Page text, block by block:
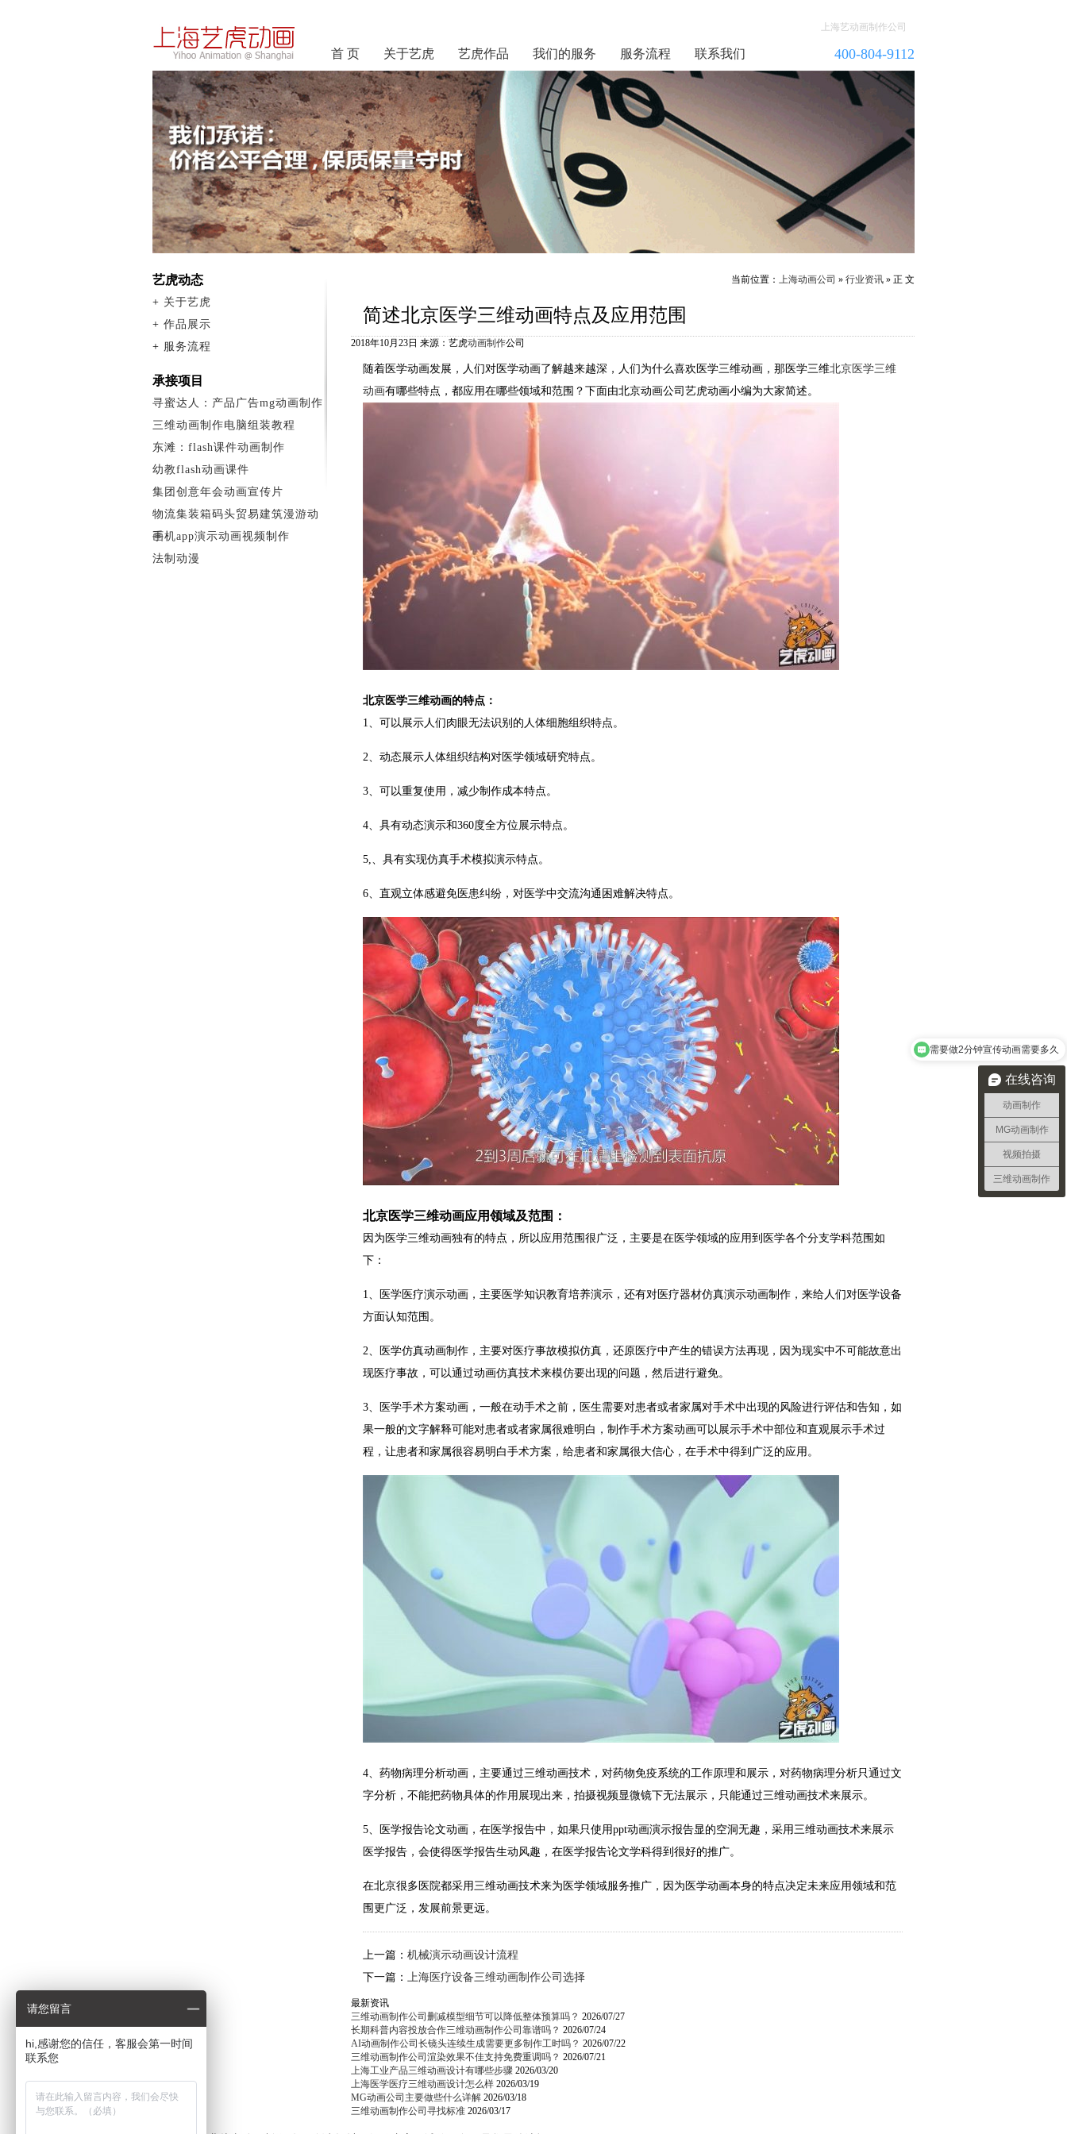
上海艺动画制作公司
首 页 关于艺虎 艺虎作品 我们的服务 服务流程 联系我们 400-804-9112
当前位置： 上海动画公司 » 行业资讯 » 正 文
简述北京医学三维动画特点及应用范围
2018年10月23日 来源：艺虎动画制作公司
随着医学动画发展，人们对医学动画了解越来越深，人们为什么喜欢医学三维动画，那医学三维北京医学三维
动画有哪些特点，都应用在哪些领域和范围？下面由北京动画公司艺虎动画小编为大家简述。
北京医学三维动画的特点：
1、可以展示人们肉眼无法识别的人体细胞组织特点。
2、动态展示人体组织结构对医学领域研究特点。
3、可以重复使用，减少制作成本特点。
4、具有动态演示和360度全方位展示特点。
5,、具有实现仿真手术模拟演示特点。
6、直观立体感避免医患纠纷，对医学中交流沟通困难解决特点。
北京医学三维动画应用领域及范围：
因为医学三维动画独有的特点，所以应用范围很广泛，主要是在医学领域的应用到医学各个分支学科范围如
下：
1、医学医疗演示动画，主要医学知识教育培养演示，还有对医疗器材仿真演示动画制作，来给人们对医学设备
方面认知范围。
2、医学仿真动画制作，主要对医疗事故模拟仿真，还原医疗中产生的错误方法再现，因为现实中不可能故意出
现医疗事故，可以通过动画仿真技术来模仿要出现的问题，然后进行避免。
3、医学手术方案动画，一般在动手术之前，医生需要对患者或者家属对手术中出现的风险进行评估和告知，如
果一般的文字解释可能对患者或者家属很难明白，制作手术方案动画可以展示手术中部位和直观展示手术过
程，让患者和家属很容易明白手术方案，给患者和家属很大信心，在手术中得到广泛的应用。
4、药物病理分析动画，主要通过三维动画技术，对药物免疫系统的工作原理和展示，对药物病理分析只通过文
字分析，不能把药物具体的作用展现出来，拍摄视频显微镜下无法展示，只能通过三维动画技术来展示。
5、医学报告论文动画，在医学报告中，如果只使用ppt动画演示报告显的空洞无趣，采用三维动画技术来展示
医学报告，会使得医学报告生动风趣，在医学报告论文学科得到很好的推广。
在北京很多医院都采用三维动画技术来为医学领域服务推广，因为医学动画本身的特点决定未来应用领域和范
围更广泛，发展前景更远。
上一篇： 机械演示动画设计流程
下一篇： 上海医疗设备三维动画制作公司选择
最新资讯
三维动画制作公司删减模型细节可以降低整体预算吗？ 2026/07/27
长期科普内容投放合作三维动画制作公司靠谱吗？ 2026/07/24
AI动画制作公司长镜头连续生成需要更多制作工时吗？ 2026/07/22
三维动画制作公司渲染效果不佳支持免费重调吗？ 2026/07/21
上海工业产品三维动画设计有哪些步骤 2026/03/20
上海医学医疗三维动画设计怎么样 2026/03/19
MG动画公司主要做些什么详解 2026/03/18
三维动画制作公司寻找标准 2026/03/17
艺虎动态
+ 关于艺虎
+ 作品展示
+ 服务流程
承接项目
寻蜜达人：产品广告mg动画制作
三维动画制作电脑组装教程
东滩：flash课件动画制作
幼教flash动画课件
集团创意年会动画宣传片
物流集装箱码头贸易建筑漫游动
画
手机app演示动画视频制作
法制动漫
在线咨询
动画制作
MG动画制作
视频拍摄
三维动画制作
需要做三维动画
请您留言
hi,感谢您的信任，客服会第一时间
联系您